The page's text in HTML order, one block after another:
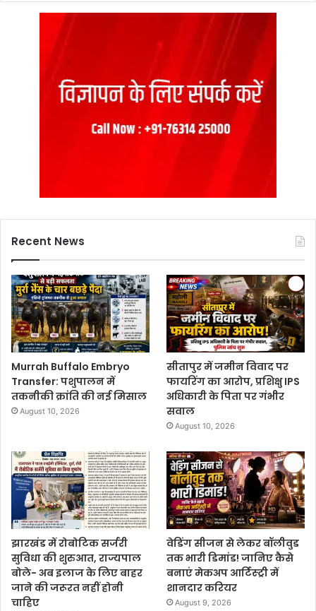
Recent News
Murrah Buffalo Embryo
Transfer: पशुपालन में
तकनीकी क्रांति की नई मिसाल
August 10, 2026
सीतापुर में जमीन विवाद पर
फायरिंग का आरोप, प्रशिक्षु IPS
अधिकारी के पिता पर गंभीर
सवाल
August 10, 2026
झारखंड में रोबोटिक सर्जरी
सुविधा की शुरुआत, राज्यपाल
बोले- अब इलाज के लिए बाहर
जाने की जरूरत नहीं होनी
चाहिए
वेडिंग सीजन से लेकर बॉलीवुड
तक भारी डिमांड! जानिए कैसे
बनाएं मेकअप आर्टिस्ट्री में
शानदार करियर
August 9, 2026